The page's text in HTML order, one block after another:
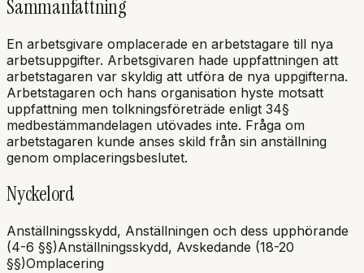
Sammanfattning
En arbetsgivare omplacerade en arbetstagare till nya
arbetsuppgifter. Arbetsgivaren hade uppfattningen att
arbetstagaren var skyldig att utföra de nya uppgifterna.
Arbetstagaren och hans organisation hyste motsatt
uppfattning men tolkningsföreträde enligt 34§
medbestämmandelagen utövades inte. Fråga om
arbetstagaren kunde anses skild från sin anställning
genom omplaceringsbeslutet.
Nyckelord
Anställningsskydd, Anställningen och dess upphörande
(4-6 §§)Anställningsskydd, Avskedande (18-20
§§)Omplacering